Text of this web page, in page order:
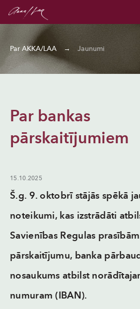
Par AKKA/LAA → Jaunumi
Par bankas
pārskaitījumiem
15.10.2025
Š.g. 9. oktobrī stājās spēkā
noteikumi, kas izstrādāti
Savienības Regulas
pārskaitījumu, banka
nosaukums atbilst
numuram (IBAN).